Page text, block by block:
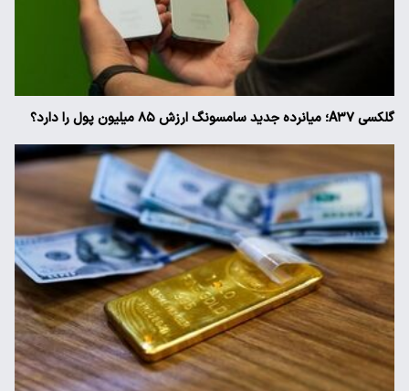
گلکسی A۳۷؛ میانرده جدید سامسونگ ارزش ۸۵ میلیون پول را دارد؟